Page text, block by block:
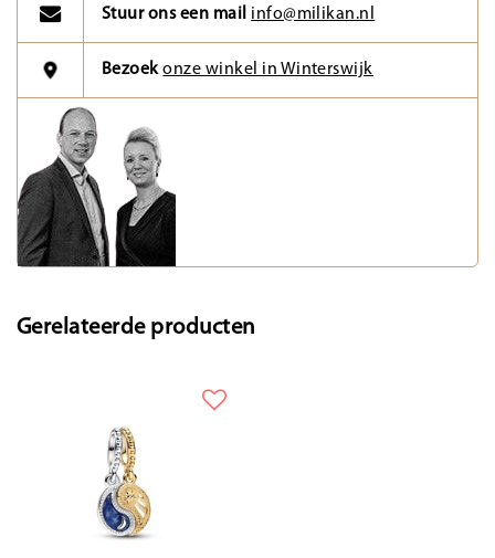
Stuur ons een mail info@milikan.nl
Bezoekonze winkel in Winterswijk
Gerelateerde producten